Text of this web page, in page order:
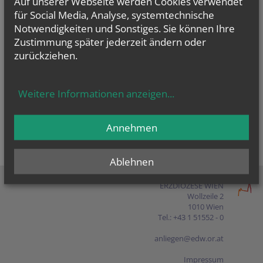
Presse
Shop
ERZDIÖZESE WIEN
Wollzeile 2
1010 Wien
Tel.: +43 1 51552 - 0
anliegen@edw.or.at
Impressum
für Social Media, Analyse, systemtechnische
Notwendigkeiten und Sonstiges. Sie können Ihre
Zustimmung später jederzeit ändern oder
zurückziehen.
Weitere Informationen anzeigen...
Ablehnen
Annehmen